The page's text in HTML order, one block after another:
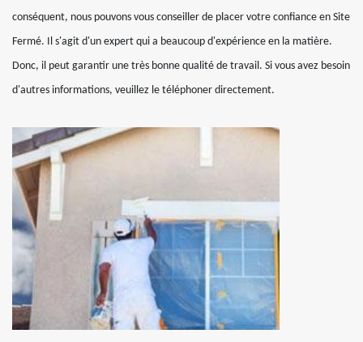
conséquent, nous pouvons vous conseiller de placer votre confiance en Site
Fermé. Il s'agit d'un expert qui a beaucoup d'expérience en la matière.
Donc, il peut garantir une très bonne qualité de travail. Si vous avez besoin
d'autres informations, veuillez le téléphoner directement.